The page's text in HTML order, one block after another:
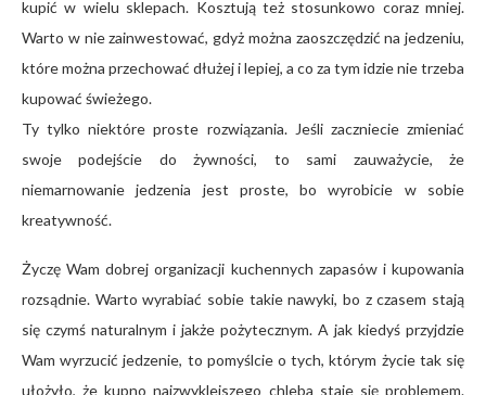
kupić w wielu sklepach. Kosztują też stosunkowo coraz mniej.
Warto w nie zainwestować, gdyż można zaoszczędzić na jedzeniu,
które można przechować dłużej i lepiej, a co za tym idzie nie trzeba
kupować świeżego.
Ty tylko niektóre proste rozwiązania. Jeśli zaczniecie zmieniać
swoje podejście do żywności, to sami zauważycie, że
niemarnowanie jedzenia jest proste, bo wyrobicie w sobie
kreatywność.
Życzę Wam dobrej organizacji kuchennych zapasów i kupowania
rozsądnie. Warto wyrabiać sobie takie nawyki, bo z czasem stają
się czymś naturalnym i jakże pożytecznym. A jak kiedyś przyjdzie
Wam wyrzucić jedzenie, to pomyślcie o tych, którym życie tak się
ułożyło, że kupno najzwyklejszego chleba staje się problemem.